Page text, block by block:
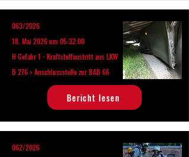
063/2026
18. Mai 2026 um 05:32:00
H Gefahr 1 - Kraftstoffaustritt aus LKW
B 276 > Anschlussstelle zur BAB 66
Bericht lesen
062/2026